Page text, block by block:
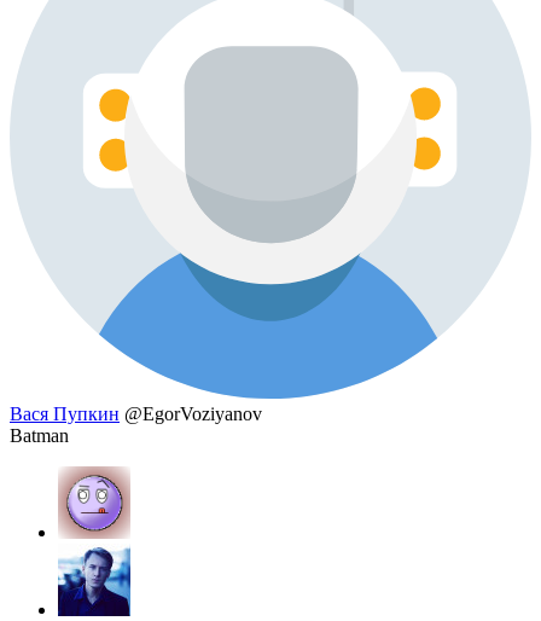
Вася Пупкин @EgorVoziyanov
Batman